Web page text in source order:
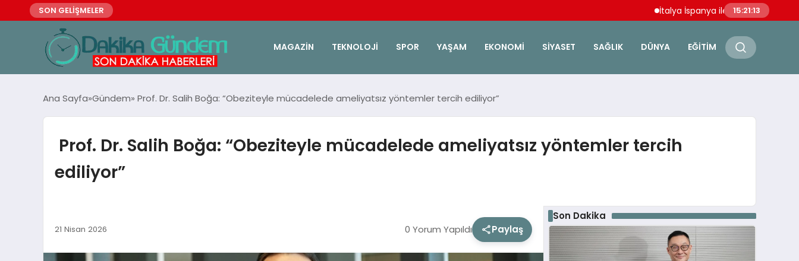
SON GELİŞMELER İtalya İspanya ile Schengen Anlaşmasını
15:21:14
MAGAZIN TEKNOLOJI SPOR YAŞAM EKONOMI SIYASET SAĞLIK DÜNYA EĞITIM
Ana Sayfa Gündem Prof. Dr. Salih Boğa: “Obeziteyle mücadelede ameliyatsız yöntemler tercih ediliyor”
Prof. Dr. Salih Boğa: “Obeziteyle mücadelede ameliyatsız yöntemler tercih
ediliyor”
21 Nisan 2026 0 Yorum Yapıldı Paylaş
Son Dakika